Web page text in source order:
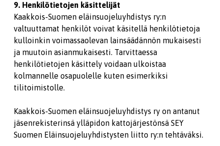
9. Henkilötietojen käsittelijät
Kaakkois-Suomen eläinsuojeluyhdistys ry:n
valtuuttamat henkilöt voivat käsitellä henkilötietoja
kulloinkin voimassaolevan lainsäädännön mukaisesti
ja muutoin asianmukaisesti. Tarvittaessa
henkilötietojen käsittely voidaan ulkoistaa
kolmannelle osapuolelle kuten esimerkiksi
tilitoimistolle.
Kaakkois-Suomen eläinsuojeluyhdistys ry on antanut
jäsenrekisterinsä ylläpidon kattojärjestönsä SEY
Suomen Eläinsuojeluyhdistysten liitto ry:n tehtäväksi.